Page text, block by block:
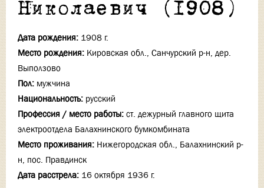
Николаевич (1908)
Дата рождения: 1908 г.
Место рождения: Кировская обл., Санчурский р-н, дер.
Выползово
Пол: мужчина
Национальность: русский
Профессия / место работы: ст. дежурный главного щита
электроотдела Балахнинского бумкомбината
Место проживания: Нижегородская обл., Балахнинский р-
н, пос. Правдинск
Дата расстрела: 16 октября 1936 г.